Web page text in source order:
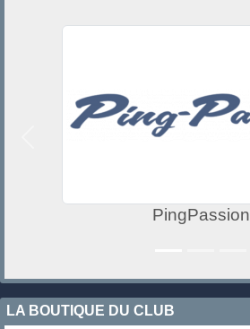
PingPassion
LA BOUTIQUE DU CLUB